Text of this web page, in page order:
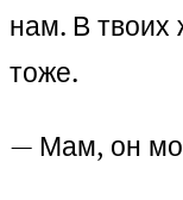
нам. В твоих
тоже.
— Мам, он